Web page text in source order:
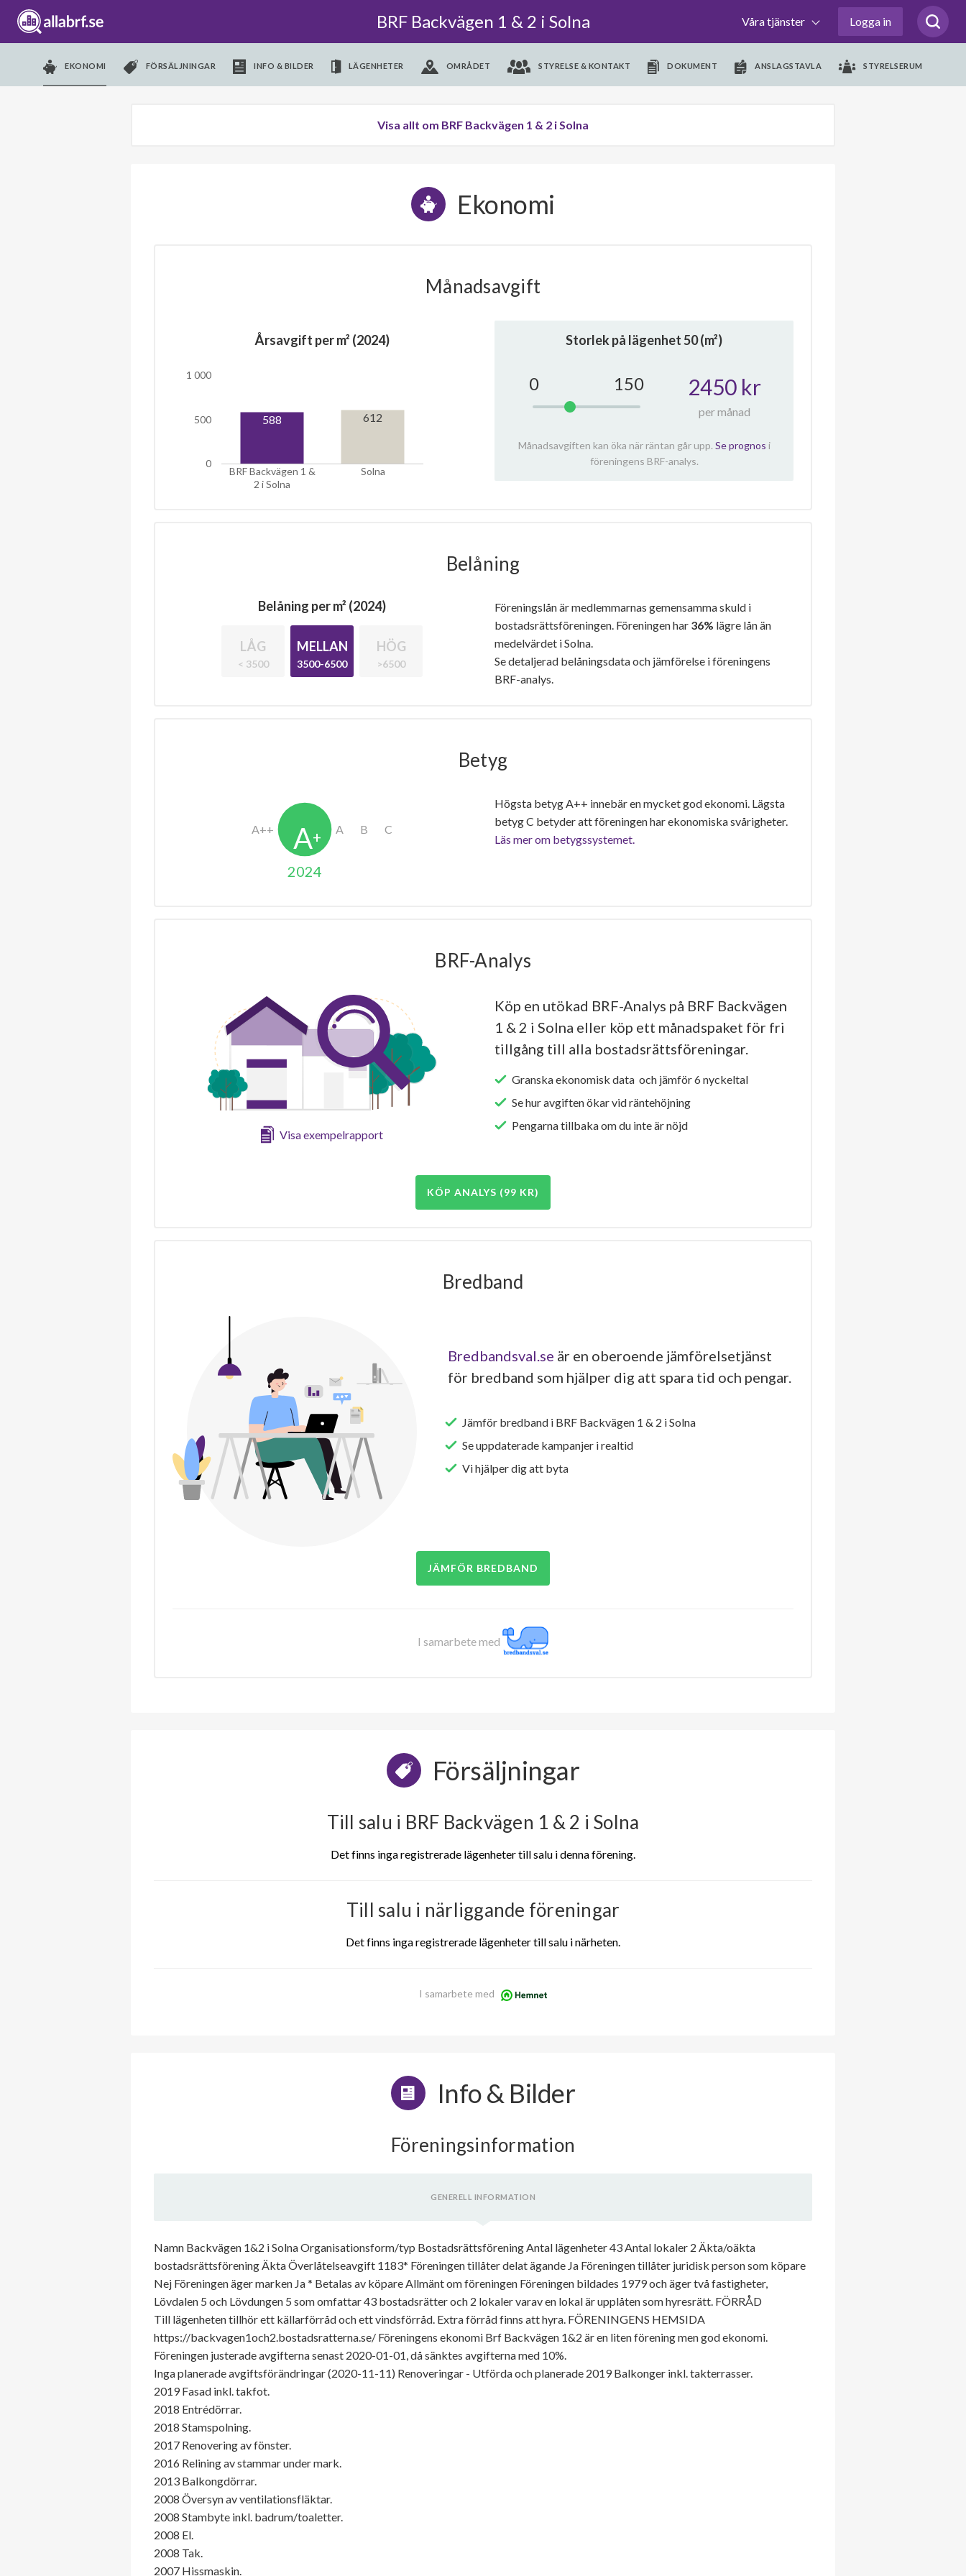
BRF Backvägen 1 & 2 i Solna Våra tjänster Logga in
EKONOMI FÖRSÄLJNINGAR INFO & BILDER LÄGENHETER OMRÅDET STYRELSE & KONTAKT DOKUMENT ANSLAGSTAVLA STYRELSERUM
Visa allt om BRF Backvägen 1 & 2 i Solna
Ekonomi
Månadsavgift
Årsavgift per m² (2024)
BRF Backvägen 1 &
2 i Solna
Solna
0
500
1 000
588 612
Storlek på lägenhet50(m²)
0 150 2450 kr
per månad
Månadsavgiften kan öka när räntan går upp. Se prognos i
föreningens BRF-analys.
Belåning
Belåning per m² (2024)
LÅG
< 3500
MELLAN
3500-6500
HÖG
>6500
Föreningslån är medlemmarnas gemensamma skuld i
bostadsrättsföreningen. Föreningen har 36% lägre lån än
medelvärdet i Solna.
Se detaljerad belåningsdata och jämförelse i föreningens
BRF-analys.
Betyg
2024
Högsta betyg A++ innebär en mycket god ekonomi. Lägsta
betyg C betyder att föreningen har ekonomiska svårigheter.
Läs mer om betygssystemet.
BRF-Analys
Visa exempelrapport
Köp en utökad BRF-Analys på BRF Backvägen
1 & 2 i Solna eller köp ett månadspaket för fri
tillgång till alla bostadsrättsföreningar.
Granska ekonomisk data och jämför 6 nyckeltal
Se hur avgiften ökar vid räntehöjning
Pengarna tillbaka om du inte är nöjd
KÖP ANALYS (99 KR)
Bredband
Bredbandsval.se är en oberoende jämförelsetjänst
för bredband som hjälper dig att spara tid och pengar.
Jämför bredband i BRF Backvägen 1 & 2 i Solna
Se uppdaterade kampanjer i realtid
Vi hjälper dig att byta
JÄMFÖR BREDBAND
I samarbete med
Försäljningar
Till salu i BRF Backvägen 1 & 2 i Solna
Det finns inga registrerade lägenheter till salu i denna förening.
Till salu i närliggande föreningar
Det finns inga registrerade lägenheter till salu i närheten.
I samarbete med
Info & Bilder
Föreningsinformation
GENERELL INFORMATION
Namn Backvägen 1&2 i Solna Organisationsform/typ Bostadsrättsförening Antal lägenheter 43 Antal lokaler 2 Äkta/oäkta
bostadsrättsförening Äkta Överlåtelseavgift 1183* Föreningen tillåter delat ägande Ja Föreningen tillåter juridisk person som köpare
Nej Föreningen äger marken Ja * Betalas av köpare Allmänt om föreningen Föreningen bildades 1979 och äger två fastigheter,
Lövdalen 5 och Lövdungen 5 som omfattar 43 bostadsrätter och 2 lokaler varav en lokal är upplåten som hyresrätt. FÖRRÅD
Till lägenheten tillhör ett källarförråd och ett vindsförråd. Extra förråd finns att hyra. FÖRENINGENS HEMSIDA
https://backvagen1och2.bostadsratterna.se/ Föreningens ekonomi Brf Backvägen 1&2 är en liten förening men god ekonomi.
Föreningen justerade avgifterna senast 2020-01-01, då sänktes avgifterna med 10%.
Inga planerade avgiftsförändringar (2020-11-11) Renoveringar - Utförda och planerade 2019 Balkonger inkl. takterrasser.
2019 Fasad inkl. takfot.
2018 Entrédörrar.
2018 Stamspolning.
2017 Renovering av fönster.
2016 Relining av stammar under mark.
2013 Balkongdörrar.
2008 Översyn av ventilationsfläktar.
2008 Stambyte inkl. badrum/toaletter.
2008 El.
2008 Tak.
2007 Hissmaskin.